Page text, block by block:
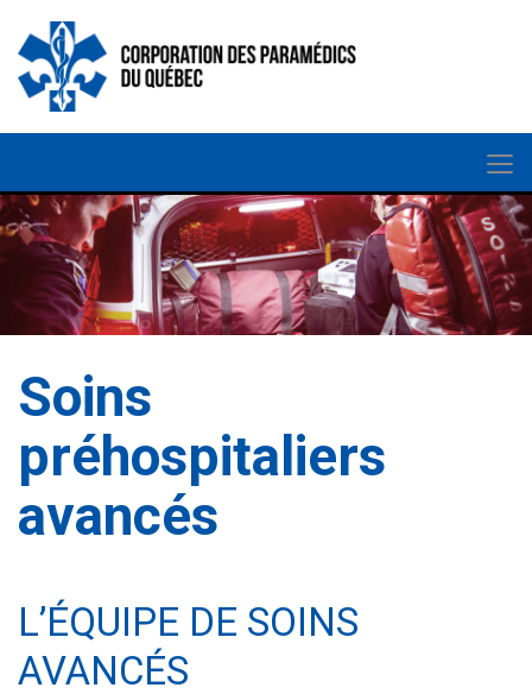
Soins
préhospitaliers
avancés
L’ÉQUIPE DE SOINS
AVANCÉS